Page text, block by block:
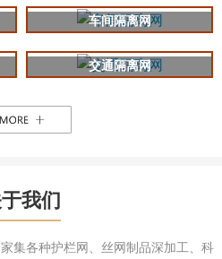
车间隔离网
交通隔离网
我们
各种护栏网、丝网制品深加工、科